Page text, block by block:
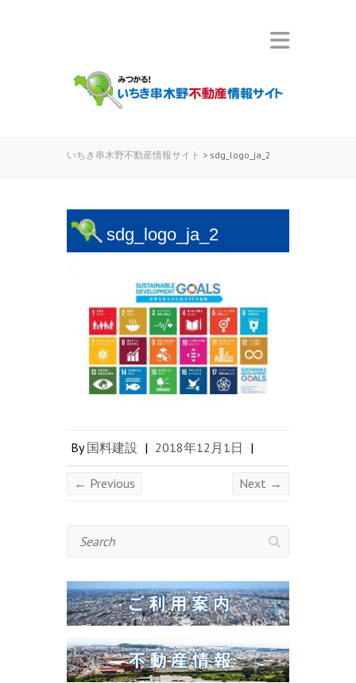
いちき串木野不動産情報サイト > sdg_logo_ja_2
sdg_logo_ja_2
By国料建設 | 2018年12月1日 |
← Previous Next →
Search